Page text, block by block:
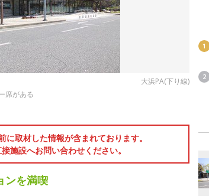
大浜PA(下り線)
席がある
取材した情報が含まれております。
施設へお問い合わせください。
ンを満喫
1
2